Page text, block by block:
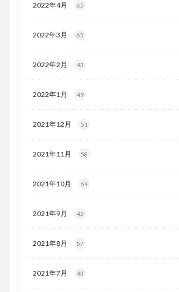
2022年4月 65
2022年3月 65
2022年2月 43
2022年1月 49
2021年12月 51
2021年11月 58
2021年10月 64
2021年9月 42
2021年8月 57
2021年7月 43